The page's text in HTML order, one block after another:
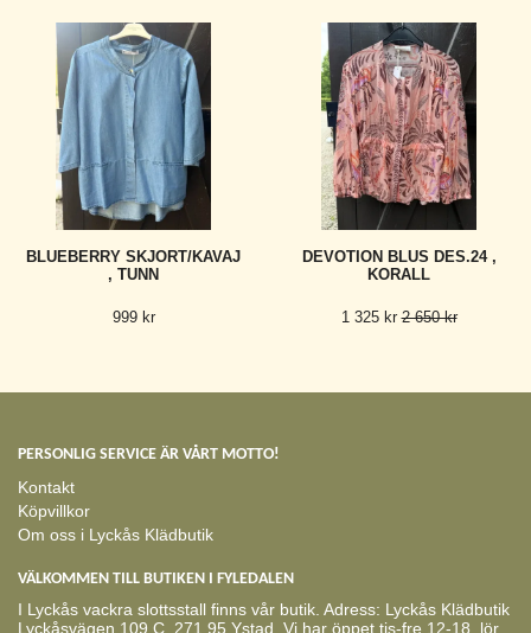
BLUEBERRY SKJORT/KAVAJ
, TUNN
999 kr
DEVOTION BLUS DES.24 ,
KORALL
1 325 kr2 650 kr
PERSONLIG SERVICE ÄR VÅRT MOTTO!
Kontakt
Köpvillkor
Om oss i Lyckås Klädbutik
VÄLKOMMEN TILL BUTIKEN I FYLEDALEN
I Lyckås vackra slottsstall finns vår butik. Adress: Lyckås Klädbutik
Lyckåsvägen 109 C, 271 95 Ystad. Vi har öppet tis-fre 12-18, lör